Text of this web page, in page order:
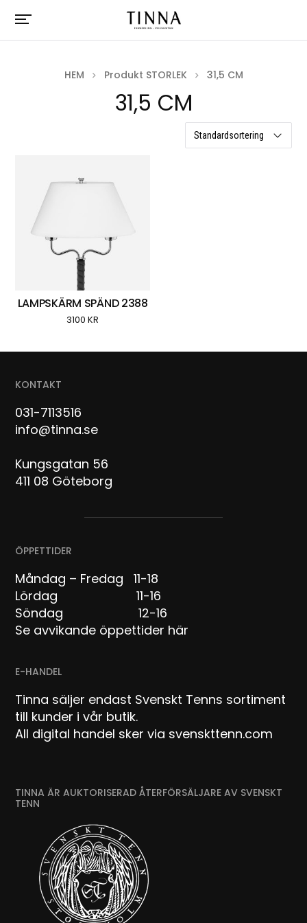
HEM Produkt STORLEK 31,5 CM
31,5 CM
LAMPSKÄRM SPÄND 2388
3100KR
KONTAKT
031-7113516
info@tinna.se
Kungsgatan 56
411 08 Göteborg
ÖPPETTIDER
Måndag – Fredag 11-18
Lördag 11-16
Söndag 12-16
Se avvikande öppettider här
E-HANDEL
Tinna säljer endast Svenskt Tenns sortiment
till kunder i vår butik.
All digital handel sker via svenskttenn.com
TINNA ÄR AUKTORISERAD ÅTERFÖRSÄLJARE AV SVENSKT
TENN